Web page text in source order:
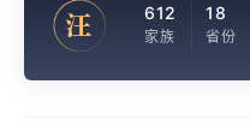
汪 612
家族
18
省份